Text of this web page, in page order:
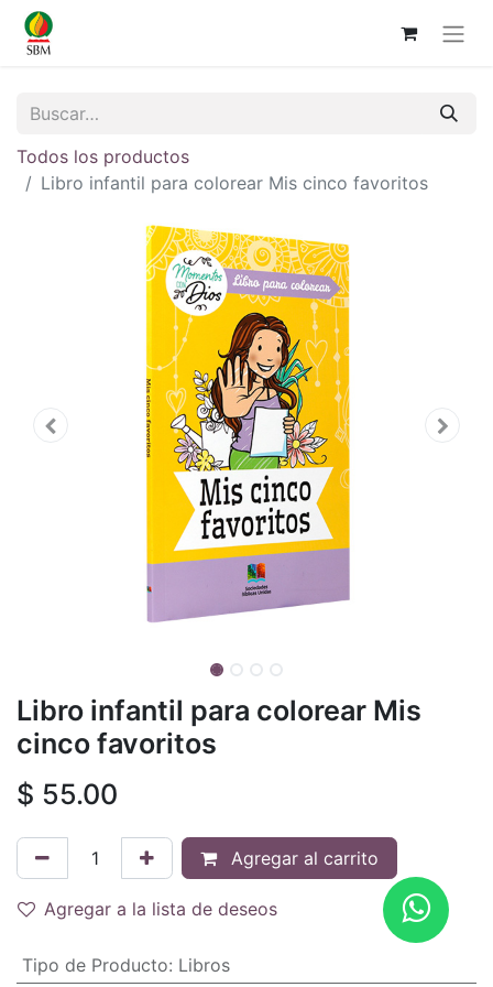
Todos los productos
Libro infantil para colorear Mis cinco favoritos
Libro infantil para colorear Mis
cinco favoritos
$ 55.00
Agregar al carrito
Agregar a la lista de deseos
Tipo de Producto: Libros